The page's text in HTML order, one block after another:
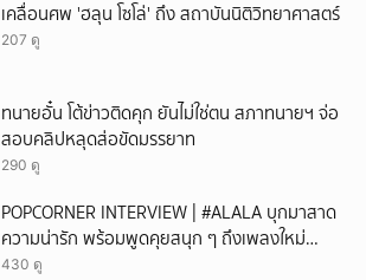
เคลื่อนศพ 'ฮลุน โซโล่' ถึง สถาบันนิติวิทยาศาสตร์
207 ดู
ทนายอั๋น โต้ข่าวติดคุก ยันไม่ใช่ตน สภาทนายฯ จ่อ
สอบคลิปหลุดส่อขัดมรรยาท
290 ดู
POPCORNER INTERVIEW | #ALALA บุกมาสาด
ความน่ารัก พร้อมพูดคุยสนุก ๆ ถึงเพลงใหม่
'ON&OFF'
430 ดู